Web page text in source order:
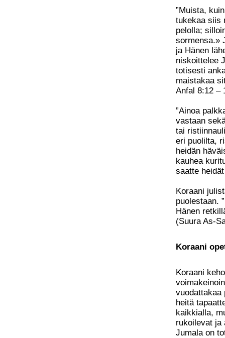
”Muista,
tukekaa siis
pelolla;
sormensa.»
ja Hänen
niskoittelee
totisesti
maistakaa
Anfal 8:12 –
”Ainoa
vastaan
tai
eri puolilta,
heidän
kauhea
saatte
Koraani
puolestaan.
Hänen
(Suura As-
Koraani
Koraani
vuodattakaa
heitä
kaikkialla,
rukoilevat ja
Jumala on